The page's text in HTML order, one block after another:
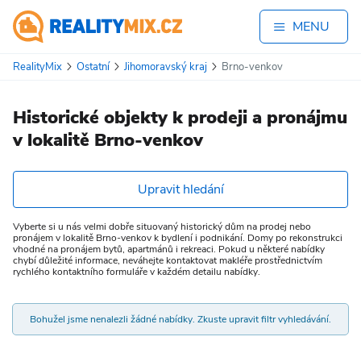
MENU
RealityMix Ostatní Jihomoravský kraj Brno-venkov
Historické objekty k prodeji a pronájmu
v lokalitě Brno-venkov
Upravit hledání
Vyberte si u nás velmi dobře situovaný historický dům na prodej nebo
pronájem v lokalitě Brno-venkov k bydlení i podnikání. Domy po rekonstrukci
vhodné na pronájem bytů, apartmánů i rekreaci. Pokud u některé nabídky
chybí důležité informace, neváhejte kontaktovat makléře prostřednictvím
rychlého kontaktního formuláře v každém detailu nabídky.
Bohužel jsme nenalezli žádné nabídky. Zkuste upravit filtr vyhledávání.